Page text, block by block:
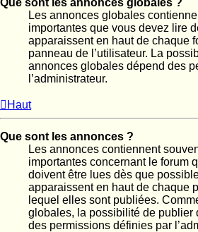
Les annonces globales
importantes que vous devez lire
apparaissent en haut de chaque
panneau de l’utilisateur. La
annonces globales dépend des
l’administrateur.
Haut
Que sont les annonces ?
Les annonces contiennent
importantes concernant le forum
doivent être lues dès que
apparaissent en haut de chaque
lequel elles sont publiées.
globales, la possibilité de publier
des permissions définies par